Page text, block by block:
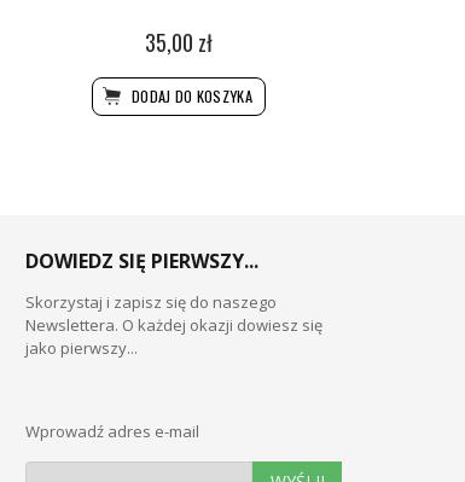
35,00 zł
DODAJ DO KOSZYKA
DOWIEDZ SIĘ PIERWSZY...
Skorzystaj i zapisz się do naszego
Newslettera. O każdej okazji dowiesz się
jako pierwszy...
Wprowadź adres e-mail